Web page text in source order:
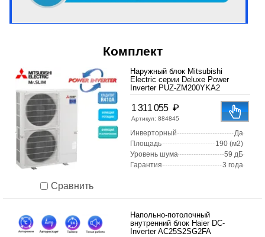
Комплект
Сравнить
Наружный блок Mitsubishi
Electric серии Deluxe Power
Inverter PUZ-ZM200YKA2
1 311 055 ₽
Артикул: 884845
Инверторный
Да
Площадь
190 (м2)
Уровень шума
59 дБ
Гарантия
3 года
Напольно-потолочный
внутренний блок Haier DC-
Inverter AC25S2SG2FA